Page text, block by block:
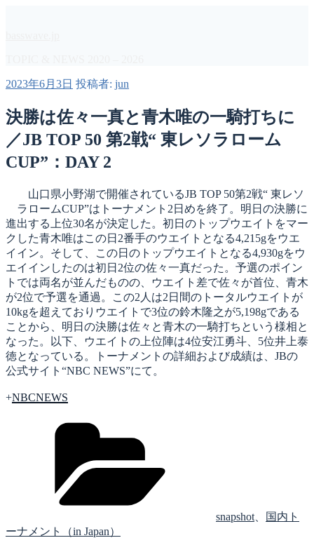
へ
キ
プ
投
日:
2023年6月3日 投稿者: jun
決勝は佐々一真と青木唯の一騎打ちに
／JB TOP 50 第2戦“ 東レソラローム
CUP”：DAY 2
山口県小野湖で開催されているJB TOP 50第2戦“ 東レソ
ラロームCUP”はトーナメント2日めを終了。明日の決勝に
進出する上位30名が決定した。初日のトップウエイトをマー
クした青木唯はこの日2番手のウエイトとなる4,215gをウエ
イイン。そして、この日のトップウエイトとなる4,930gをウ
エイインしたのは初日2位の佐々一真だった。予選のポイン
トでは両名が並んだものの、ウエイト差で佐々が首位、青木
が2位で予選を通過。この2人は2日間のトータルウエイトが
10kgを超えておりウエイトで3位の鈴木隆之が5,198gである
ことから、明日の決勝は佐々と青木の一騎打ちという様相と
なった。以下、ウエイトの上位陣は4位安江勇斗、5位井上泰
徳となっている。トーナメントの詳細および成績は、JBの
公式サイト“NBC NEWS”にて。
+NBCNEWS
snapshot
国内ト
ーナメント（in Japan）